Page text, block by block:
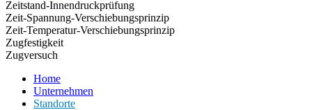
Zeitstand-Innendruckprüfung
Zeit-Spannung-Verschiebungsprinzip
Zeit-Temperatur-Verschiebungsprinzip
Zugfestigkeit
Zugversuch
Home
Unternehmen
Standorte